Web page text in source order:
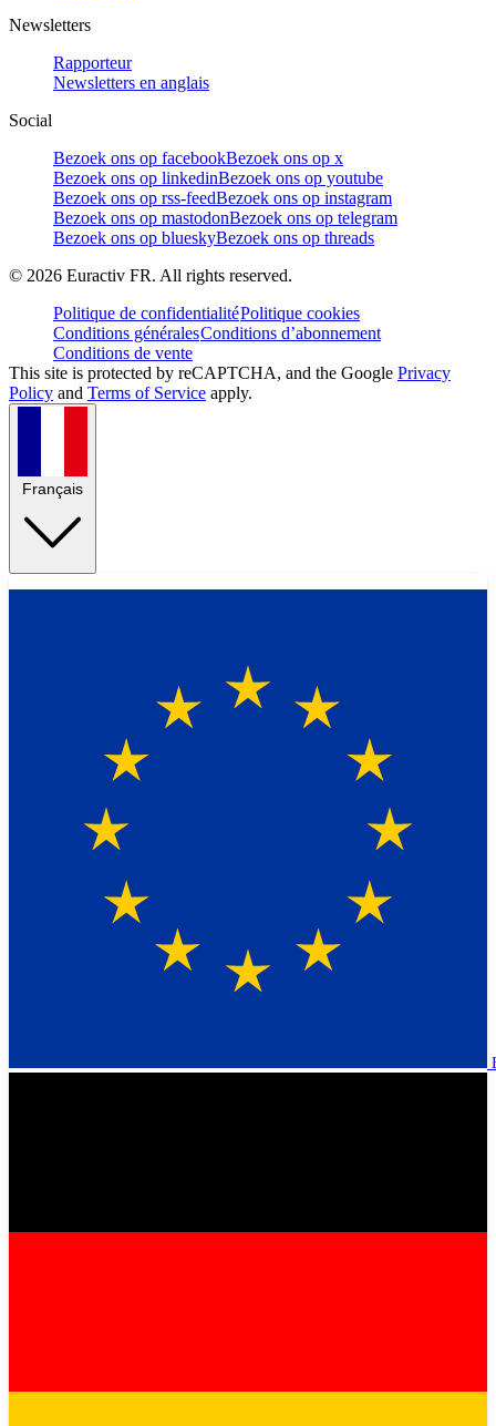
Newsletters
Rapporteur
Newsletters en anglais
Social
Bezoek ons op facebookBezoek ons op x
Bezoek ons op linkedinBezoek ons op youtube
Bezoek ons op rss-feedBezoek ons op instagram
Bezoek ons op mastodonBezoek ons op telegram
Bezoek ons op blueskyBezoek ons op threads
© 2026 Euractiv FR. All rights reserved.
Politique de confidentialitéPolitique cookies
Conditions généralesConditions d’abonnement
Conditions de vente
This site is protected by reCAPTCHA, and the Google Privacy
Policy and Terms of Service apply.
Français